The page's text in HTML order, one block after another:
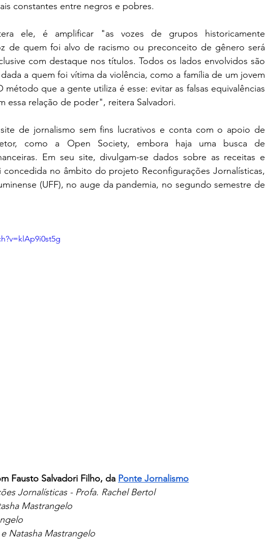
constantes entre negros e pobres.
ele, é amplificar "as vozes de grupos historicamente
de quem foi alvo de racismo ou preconceito de gênero será
com destaque nos títulos. Todos os lados envolvidos são
a quem foi vítima da violência, como a família de um jovem
método que a gente utiliza é esse: evitar as falsas equivalências
essa relação de poder", reitera Salvadori.
de jornalismo sem fins lucrativos e conta com o apoio de
como a Open Society, embora haja uma busca de
Em seu site, divulgam-se dados sobre as receitas e
concedida no âmbito do projeto Reconfigurações Jornalísticas,
(UFF), no auge da pandemia, no segundo semestre de
Fausto Salvadori Filho, da Ponte Jornalismo
Jornalísticas - Profa. Rachel Bertol
Mastrangelo
e Natasha Mastrangelo